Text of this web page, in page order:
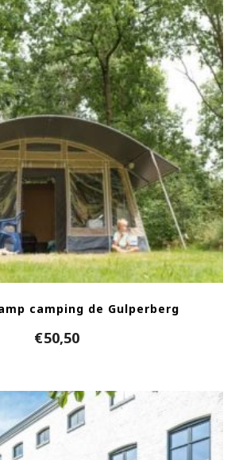
camping de Gulperberg
€50,50